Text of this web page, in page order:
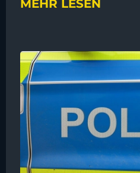
MEHR LESEN